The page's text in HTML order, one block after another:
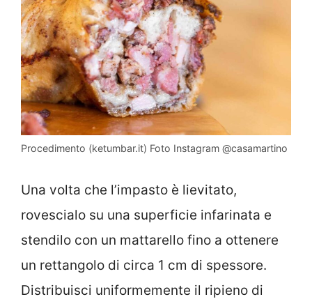
Procedimento (ketumbar.it) Foto Instagram @casamartino
Una volta che l’impasto è lievitato,
rovescialo su una superficie infarinata e
stendilo con un mattarello fino a ottenere
un rettangolo di circa 1 cm di spessore.
Distribuisci uniformemente il ripieno di